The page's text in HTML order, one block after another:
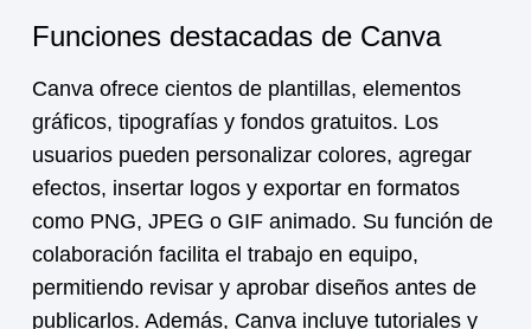
Funciones destacadas de Canva
Canva ofrece cientos de plantillas, elementos
gráficos, tipografías y fondos gratuitos. Los
usuarios pueden personalizar colores, agregar
efectos, insertar logos y exportar en formatos
como PNG, JPEG o GIF animado. Su función de
colaboración facilita el trabajo en equipo,
permitiendo revisar y aprobar diseños antes de
publicarlos. Además, Canva incluye tutoriales y